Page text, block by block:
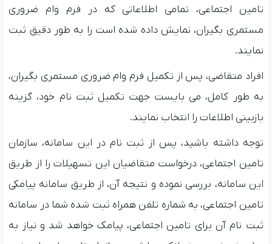
تامین اجتماعی، تمامی اطلاعاتی که در فرم وام ضروری
مستمری بگیران، نمایش داده شده است را به طور دقیق ثبت
نمایند.
افراد متقاضی، پس از تکمیل فرم وام ضروری مستمری بگیران،
به طور کامل، می بایست جهت تکمیل ثبت نام خود، گزینه
بازبینی اطلاعات را انتخاب نمایند.
توجه داشته باشید، پس از ثبت نام در این سامانه، سازمان
تامین اجتماعی، درخواست متقاضیان این تسهیلات را از طریق
این سامانه، بررسی نموده و نتیجه آن، از طریق سامانه پیامکی
تامین اجتماعی، به شماره تلفن همراه ثبت شده شما در سامانه
ثبت نام آن برای تامین اجتماعی، پیامک خواهد شد و نیاز به